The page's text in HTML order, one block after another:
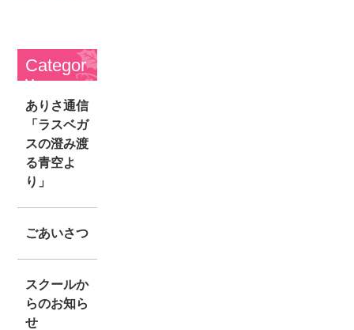
Categor
y
ありさ通信
「ラスベガ
スの澄み渡
る青空よ
り」
ごあいさつ
スクールか
らのお知ら
せ